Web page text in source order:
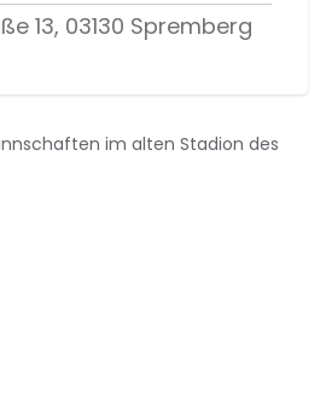
13, 03130 Spremberg
im alten Stadion des